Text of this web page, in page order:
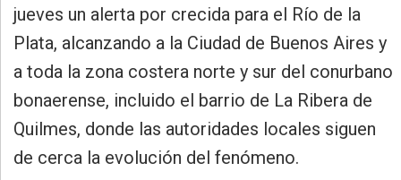
»
Salud
»
Cultura
»
Educación
jueves un alerta por crecida para el Río de la
Plata, alcanzando a la Ciudad de Buenos Aires y
a toda la zona costera norte y sur del conurbano
bonaerense, incluido el barrio de La Ribera de
Quilmes, donde las autoridades locales siguen
de cerca la evolución del fenómeno.